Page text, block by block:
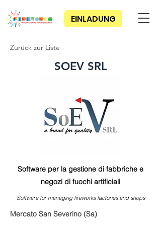
EINLADUNG
Zurück zur Liste
SOEV SRL
Software per la gestione di fabbriche e
negozi di fuochi artificiali
Software for managing fireworks factories and shops
Mercato San Severino (Sa)